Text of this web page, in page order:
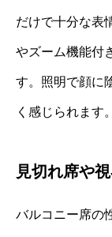
だけで十分な表
やズーム機能付
す。照明で顔に
く感じられます。
見切れ席や
バルコニー席の